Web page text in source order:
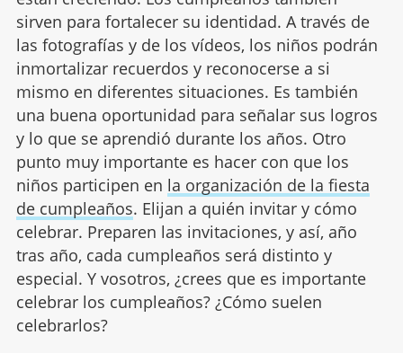
sirven para fortalecer su identidad. A través de
las fotografías y de los vídeos, los niños podrán
inmortalizar recuerdos y reconocerse a si
mismo en diferentes situaciones. Es también
una buena oportunidad para señalar sus logros
y lo que se aprendió durante los años. Otro
punto muy importante es hacer con que los
niños participen en la organización de la fiesta
de cumpleaños. Elijan a quién invitar y cómo
celebrar. Preparen las invitaciones, y así, año
tras año, cada cumpleaños será distinto y
especial. Y vosotros, ¿crees que es importante
celebrar los cumpleaños? ¿Cómo suelen
celebrarlos?